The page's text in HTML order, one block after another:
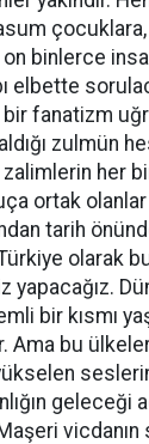
çocuklara,
binlerce
elbette
bir fanatizm
zulmün
zalimlerin her
ortak
tarih
Türkiye olarak
yapacağız.
bir kısmı
Ama bu
geleceği
vicdanın